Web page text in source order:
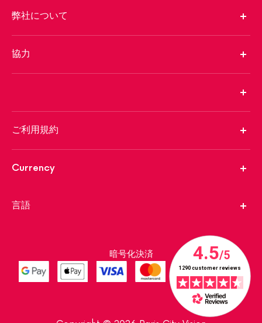
弊社について
協力
ご利用規約
Currency
言語
暗号化決済